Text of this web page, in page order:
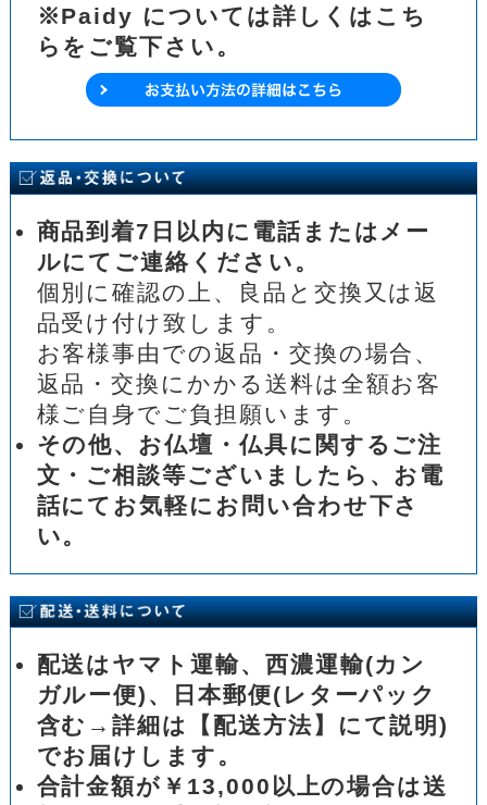
※Paidy については詳しくはこち
らをご覧下さい。
商品到着7日以内に電話またはメー
ルにてご連絡ください。
個別に確認の上、良品と交換又は返
品受け付け致します。
お客様事由での返品・交換の場合、
返品・交換にかかる送料は全額お客
様ご自身でご負担願います。
その他、お仏壇・仏具に関するご注
文・ご相談等ございましたら、お電
話にてお気軽にお問い合わせ下さ
い。
配送はヤマト運輸、西濃運輸(カン
ガルー便)、日本郵便(レターパック
含む→詳細は【配送方法】にて説明)
でお届けします。
合計金額が￥13,000以上の場合は送